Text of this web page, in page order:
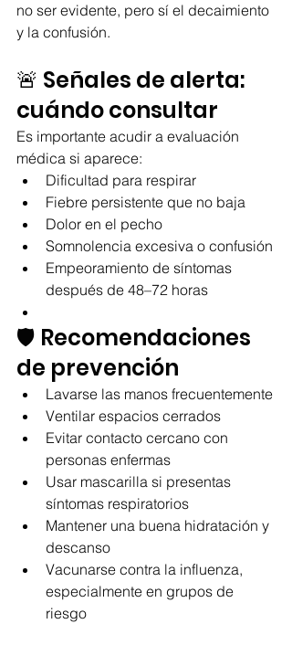
no ser evidente, pero sí el decaimiento
y la confusión.
🚨 Señales de alerta:
cuándo consultar
Es importante acudir a evaluación
médica si aparece:
Dificultad para respirar
Fiebre persistente que no baja
Dolor en el pecho
Somnolencia excesiva o confusión
Empeoramiento de síntomas
después de 48–72 horas
🛡️ Recomendaciones
de prevención
Lavarse las manos frecuentemente
Ventilar espacios cerrados
Evitar contacto cercano con
personas enfermas
Usar mascarilla si presentas
síntomas respiratorios
Mantener una buena hidratación y
descanso
Vacunarse contra la influenza,
especialmente en grupos de
riesgo